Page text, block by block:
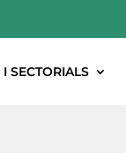
SECTORIALS